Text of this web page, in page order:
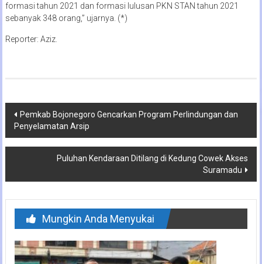
formasi tahun 2021 dan formasi lulusan PKN STAN tahun 2021
sebanyak 348 orang,” ujarnya. (*)
Reporter: Aziz.
Navigasi
pos
Pemkab Bojonegoro Gencarkan Program Perlindungan dan
Penyelamatan Arsip
Puluhan Kendaraan Ditilang di Kedung Cowek Akses
Suramadu
Mungkin Anda Menyukai